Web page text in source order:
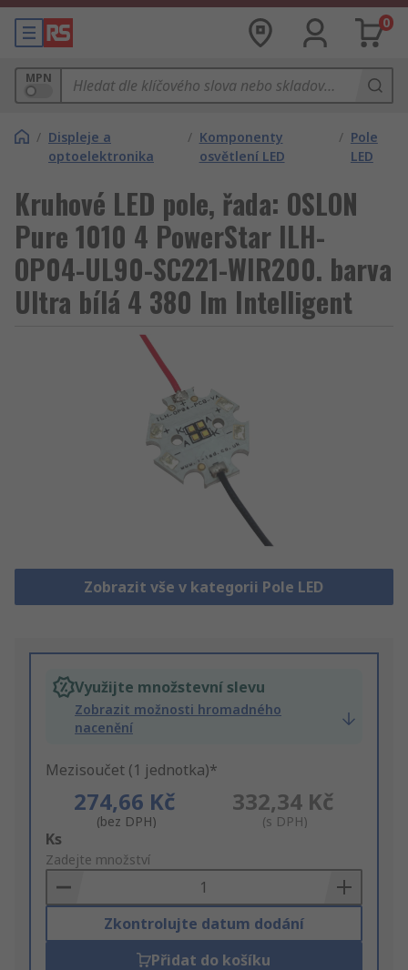
0
MPN
/ Displeje a
optoelektronika
/ Komponenty
osvětlení LED
/ Pole
LED
Kruhové LED pole, řada: OSLON
Pure 1010 4 PowerStar ILH-
OP04-UL90-SC221-WIR200. barva
Ultra bílá 4 380 lm Intelligent
Zobrazit vše v kategorii Pole LED
Využijte množstevní slevu
Zobrazit možnosti hromadného
nacenění
Mezisoučet (1 jednotka)*
274,66 Kč
(bez DPH)
332,34 Kč
(s DPH)
Add
to
Basket
Ks
Zadejte množství
Zkontrolujte datum dodání
Přidat do košíku